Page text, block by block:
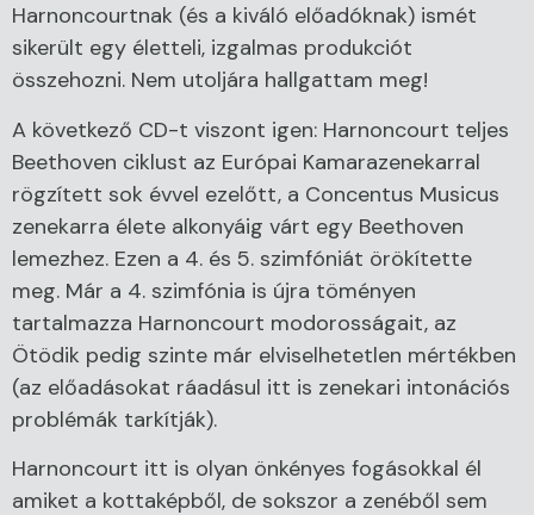
Harnoncourtnak (és a kiváló előadóknak) ismét
sikerült egy életteli, izgalmas produkciót
összehozni. Nem utoljára hallgattam meg!
A következő CD-t viszont igen: Harnoncourt teljes
Beethoven ciklust az Európai Kamarazenekarral
rögzített sok évvel ezelőtt, a Concentus Musicus
zenekarra élete alkonyáig várt egy Beethoven
lemezhez. Ezen a 4. és 5. szimfóniát örökítette
meg. Már a 4. szimfónia is újra töményen
tartalmazza Harnoncourt modorosságait, az
Ötödik pedig szinte már elviselhetetlen mértékben
(az előadásokat ráadásul itt is zenekari intonációs
problémák tarkítják).
Harnoncourt itt is olyan önkényes fogásokkal él
amiket a kottaképből, de sokszor a zenéből sem